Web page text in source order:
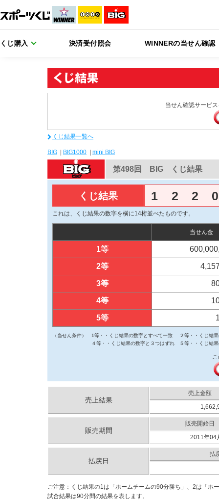
くじ購入 決済受付照会 WINNERの当せん確認
当せん確認サービ
くじ結果一覧へ
BIG BIG1000 mini BIG
第498回 BIG くじ結果
くじ結果 1 2 2 0
これは、くじ結果の数字を横に14桁並べたものです。
当せん金
1等
2等
3等
4等
5等
（当せん条件） 1等・・くじ結果の数字とすべて一致
２等・・くじ結
４等・・くじ結果の数字と３つはずれ
５等・・くじ結
売上結果
売上金額
販売期間
販売開始日
2011年04
払戻日
払
ご注意：くじ結果の1は「ホームチームの90分勝ち」、2は「ホ
試合結果は90分間の結果を表します。